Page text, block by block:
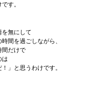
す。
を無にして
間を過ごしながら、
間だけで
は
」と思うわけです。